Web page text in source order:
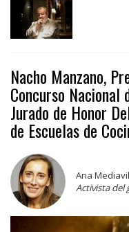
Nacho Manzano,
Concurso Nacional
Jurado de Honor
de Escuelas de
Ana
Activista del